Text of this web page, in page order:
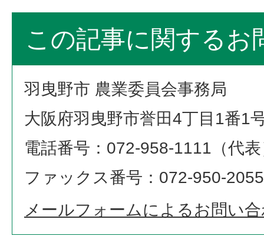
この記事に関するお
羽曳野市 農業委員会事務局
大阪府羽曳野市誉田4丁目1番1
電話番号：072-958-1111（代
ファックス番号：072-950-2055
メールフォームによるお問い